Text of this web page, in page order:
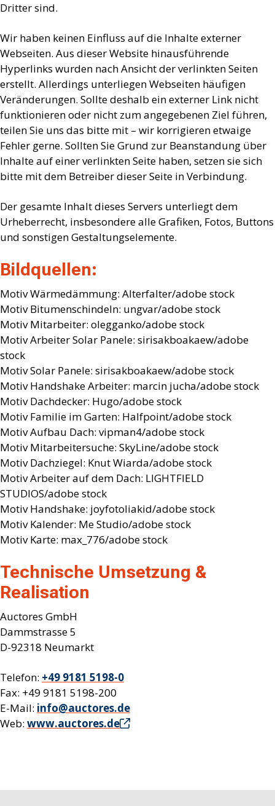
Dritter sind.
Wir haben keinen Einfluss auf die Inhalte externer
Webseiten. Aus dieser Website hinausführende
Hyperlinks wurden nach Ansicht der verlinkten Seiten
erstellt. Allerdings unterliegen Webseiten häufigen
Veränderungen. Sollte deshalb ein externer Link nicht
funktionieren oder nicht zum angegebenen Ziel führen,
teilen Sie uns das bitte mit – wir korrigieren etwaige
Fehler gerne. Sollten Sie Grund zur Beanstandung über
Inhalte auf einer verlinkten Seite haben, setzen sie sich
bitte mit dem Betreiber dieser Seite in Verbindung.
Der gesamte Inhalt dieses Servers unterliegt dem
Urheberrecht, insbesondere alle Grafiken, Fotos, Buttons
und sonstigen Gestaltungselemente.
Bildquellen:
Motiv Wärmedämmung: Alterfalter/adobe stock
Motiv Bitumenschindeln: ungvar/adobe stock
Motiv Mitarbeiter: olegganko/adobe stock
Motiv Arbeiter Solar Panele: sirisakboakaew/adobe
stock
Motiv Solar Panele: sirisakboakaew/adobe stock
Motiv Handshake Arbeiter: marcin jucha/adobe stock
Motiv Dachdecker: Hugo/adobe stock
Motiv Familie im Garten: Halfpoint/adobe stock
Motiv Aufbau Dach: vipman4/adobe stock
Motiv Mitarbeitersuche: SkyLine/adobe stock
Motiv Dachziegel: Knut Wiarda/adobe stock
Motiv Arbeiter auf dem Dach: LIGHTFIELD
STUDIOS/adobe stock
Motiv Handshake: joyfotoliakid/adobe stock
Motiv Kalender: Me Studio/adobe stock
Motiv Karte: max_776/adobe stock
Technische Umsetzung &
Realisation
Auctores GmbH
Dammstrasse 5
D-92318 Neumarkt
Telefon: +49 9181 5198-0
Fax: +49 9181 5198-200
E-Mail: info@auctores.de
Web: www.auctores.de